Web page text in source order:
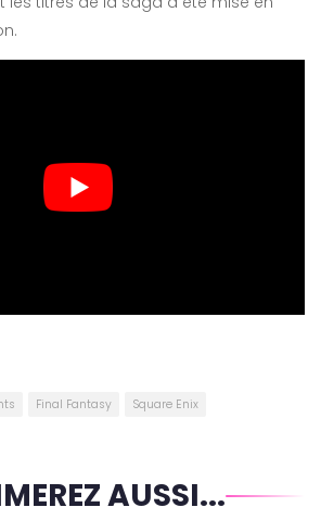
Final Fantasy Square Enix
AUSSI...